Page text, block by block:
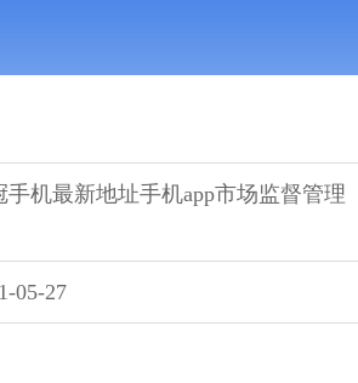
手机最新地址手机app市场监督管理
05-27